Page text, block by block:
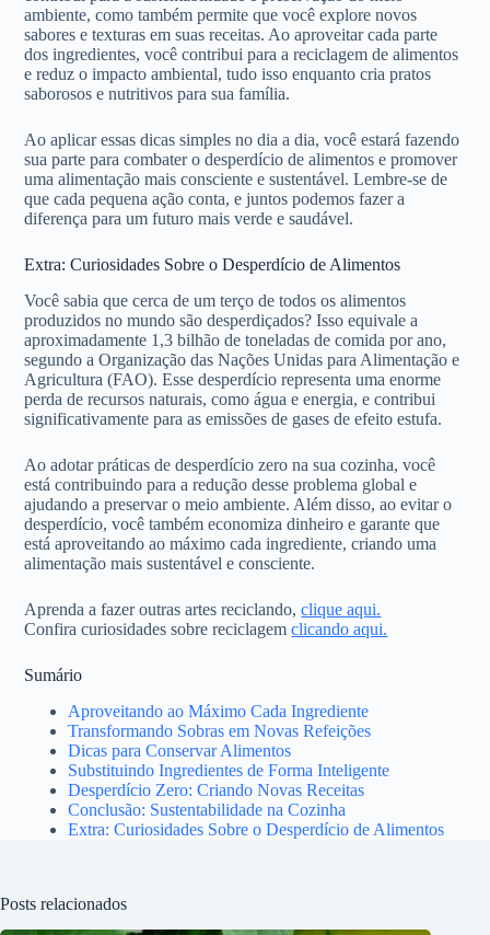
ambiente, como também permite que você explore novos
sabores e texturas em suas receitas. Ao aproveitar cada parte
dos ingredientes, você contribui para a reciclagem de alimentos
e reduz o impacto ambiental, tudo isso enquanto cria pratos
saborosos e nutritivos para sua família.
Ao aplicar essas dicas simples no dia a dia, você estará fazendo
sua parte para combater o desperdício de alimentos e promover
uma alimentação mais consciente e sustentável. Lembre-se de
que cada pequena ação conta, e juntos podemos fazer a
diferença para um futuro mais verde e saudável.
Extra: Curiosidades Sobre o Desperdício de Alimentos
Você sabia que cerca de um terço de todos os alimentos
produzidos no mundo são desperdiçados? Isso equivale a
aproximadamente 1,3 bilhão de toneladas de comida por ano,
segundo a Organização das Nações Unidas para Alimentação e
Agricultura (FAO). Esse desperdício representa uma enorme
perda de recursos naturais, como água e energia, e contribui
significativamente para as emissões de gases de efeito estufa.
Ao adotar práticas de desperdício zero na sua cozinha, você
está contribuindo para a redução desse problema global e
ajudando a preservar o meio ambiente. Além disso, ao evitar o
desperdício, você também economiza dinheiro e garante que
está aproveitando ao máximo cada ingrediente, criando uma
alimentação mais sustentável e consciente.
Aprenda a fazer outras artes reciclando,clique aqui.
Confira curiosidades sobre reciclagemclicando aqui.
Sumário
Aproveitando ao Máximo Cada Ingrediente
Transformando Sobras em Novas Refeições
Dicas para Conservar Alimentos
Substituindo Ingredientes de Forma Inteligente
Desperdício Zero: Criando Novas Receitas
Conclusão: Sustentabilidade na Cozinha
Extra: Curiosidades Sobre o Desperdício de Alimentos
Posts relacionados